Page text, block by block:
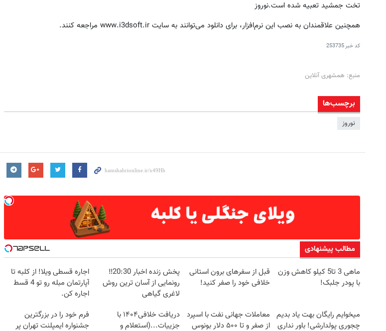
تخت جمشید تعبیه شده است.نوروز
همچنین علاقمندان به نصب این نرم‌افزار، برای دانلود می‌توانند به سایت www.i3dsoft.ir مراجعه کنند.
کد خبر253735
منبع: همشهری آنلاین
برچسب‌ها
نوروز
مطالب پیشنهادی
ماهی 3 تا5 کیلو کاهش وزن
با پودر جلبک!
قبل از سفرهای برون استانی
خلافی خود را صفر کنید!
پخش زنده اخبار 20:30‼️
رونمایی از آسان ترین روش
لاغری گیاهی
اجاره‌ قسطی ویلا! از کلبه تا
آپارتمان مبله رو تو 4 قسط
اجاره کن.
میخوایم رایگان بهت یاد بدیم
چجوری پولدارشی! باور نداری
معاملات جهانی نفت با اسپرد
از صفر و تا ۵۰۰ دلار بونوس
دریافت خلافی۱۴۰۴ با
جزییات...(استعلام و
فرم خود را در بزرگترین
جشنواره ایمپلنت تهران پر